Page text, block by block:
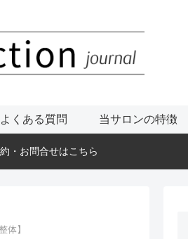
よくある質問 当サロンの特徴
・お問合せはこちら
体】